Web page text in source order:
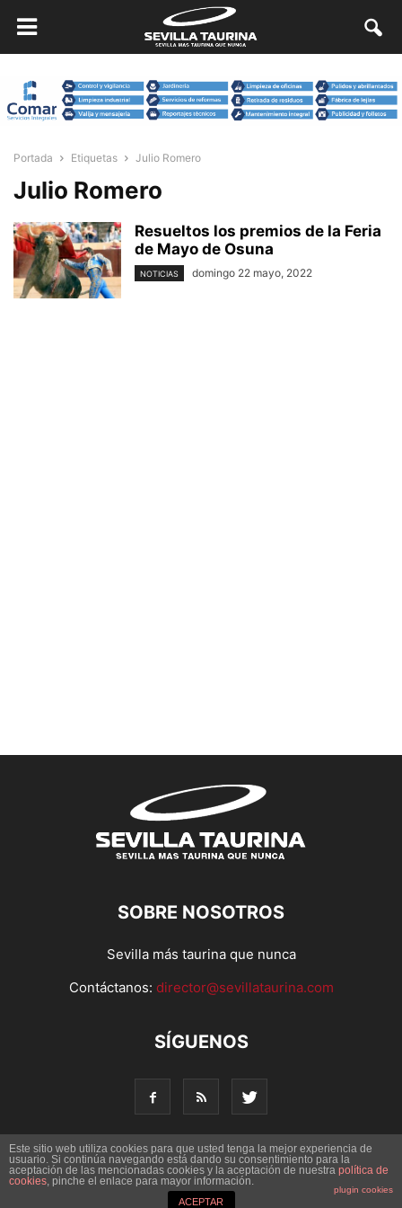
Portada Etiquetas Julio Romero
Julio Romero
Resueltos los premios de la Feria
de Mayo de Osuna
NOTICIAS domingo 22 mayo, 2022
SOBRE NOSOTROS
Sevilla más taurina que nunca
Contáctanos: director@sevillataurina.com
SÍGUENOS
© Copyright 2016 - Sevilla Taurina. Todos los derechos
reservados | Desarrollado por
Este sitio web utiliza cookies para que usted tenga la mejor experiencia de
usuario. Si continúa navegando está dando su consentimiento para la
aceptación de las mencionadas cookies y la aceptación de nuestra política de
cookies, pinche el enlace para mayor información.
plugin cookies
ACEPTAR